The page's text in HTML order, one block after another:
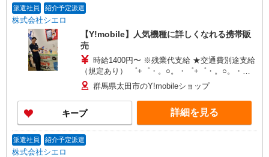
派遣社員 紹介予定派遣
株式会社シエロ
【Y!mobile】人気機種に詳しくなれる携帯販
売
時給1400円〜 ※残業代支給 ★交通費別途支給
（規定あり） ゜+゜・。○。・゜+゜・。○。・゜
+゜ 入社祝い金10万円支給(規定有) お友達を紹介
頂くと, インセンティブ支給(規定有) ★月2回払
い・週払い可能（規程有）★ ゜・。○。・゜
+゜・。○。・゜+゜
群馬県太田市のY!mobileショップ
キープ 詳細を見る
派遣社員 紹介予定派遣
株式会社シエロ